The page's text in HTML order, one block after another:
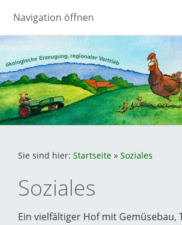
Navigation öffnen
Sie sind hier: Startseite » Soziales
Soziales
Ein vielfältiger Hof mit Gemüsebau,